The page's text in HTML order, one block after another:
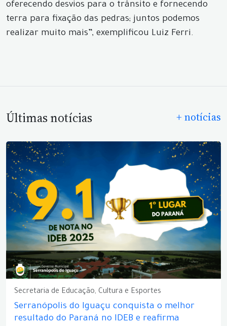
oferecendo desvios para o trânsito e fornecendo
terra para fixação das pedras; juntos podemos
realizar muito mais”, exemplificou Luiz Ferri.
Últimas notícias + notícias
Secretaria de Educação, Cultura e Esportes
Serranópolis do Iguaçu conquista o melhor
resultado do Paraná no IDEB e reafirma